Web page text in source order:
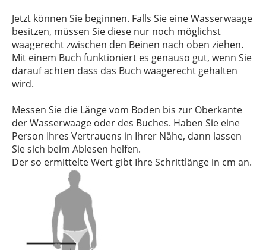
Jetzt können Sie beginnen. Falls Sie eine Wasserwaage
besitzen, müssen Sie diese nur noch möglichst
waagerecht zwischen den Beinen nach oben ziehen.
Mit einem Buch funktioniert es genauso gut, wenn Sie
darauf achten dass das Buch waagerecht gehalten
wird.
Messen Sie die Länge vom Boden bis zur Oberkante
der Wasserwaage oder des Buches. Haben Sie eine
Person Ihres Vertrauens in Ihrer Nähe, dann lassen
Sie sich beim Ablesen helfen.
Der so ermittelte Wert gibt Ihre Schrittlänge in cm an.